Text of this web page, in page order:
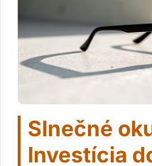
Slnečné
Investícia